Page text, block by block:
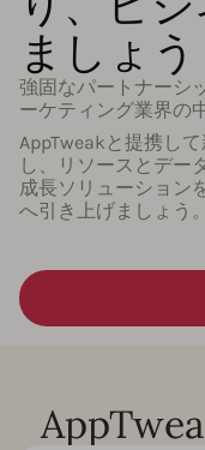
ましょう
強固なパートナーシ
ーケティング業界の
AppTweakと提携し
し、リソースとデー
成長ソリューション
へ引き上げましょう。